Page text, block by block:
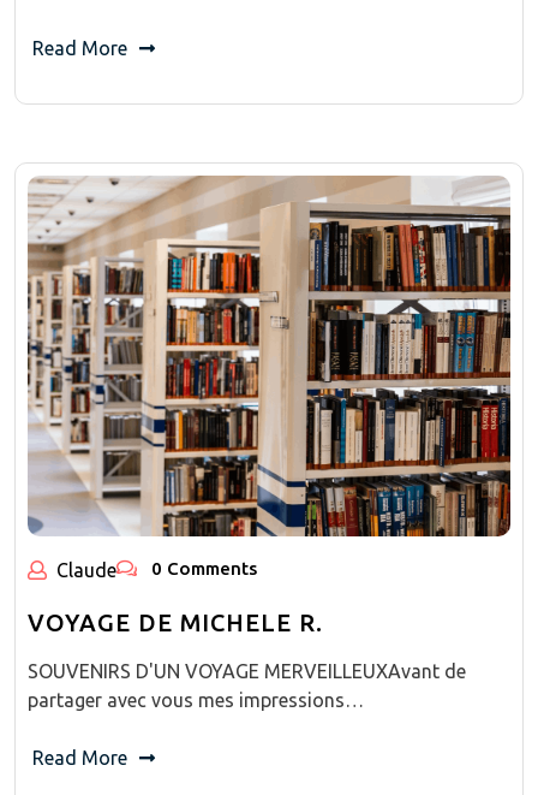
Read More
Claude 0 Comments
VOYAGE DE MICHELE R.
SOUVENIRS D'UN VOYAGE MERVEILLEUXAvant de
partager avec vous mes impressions…
Read More